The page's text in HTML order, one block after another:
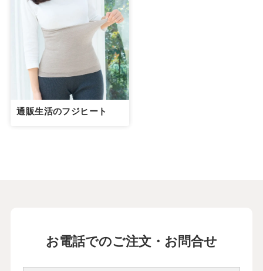
通販生活のフジヒート
お電話でのご注文・お問合せ